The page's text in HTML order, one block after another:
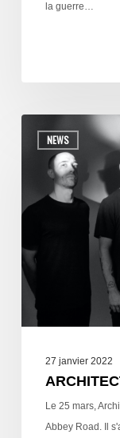
la guerre…
NEWS
27 janvier 2022
Le 25 mars,
Abbey Road. Il